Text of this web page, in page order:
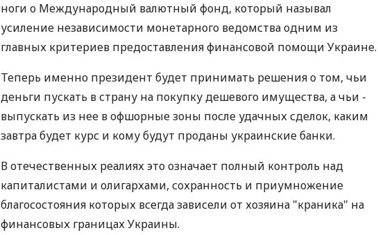
ноги о Международный валютный фонд, который называл
усиление независимости монетарного ведомства одним из
главных критериев предоставления финансовой помощи Украине.
Теперь именно президент будет принимать решения о том, чьи
деньги пускать в страну на покупку дешевого имущества, а чьи -
выпускать из нее в офшорные зоны после удачных сделок, каким
завтра будет курс и кому будут проданы украинские банки.
В отечественных реалиях это означает полный контроль над
капиталистами и олигархами, сохранность и приумножение
благосостояния которых всегда зависели от хозяина "краника" на
финансовых границах Украины.